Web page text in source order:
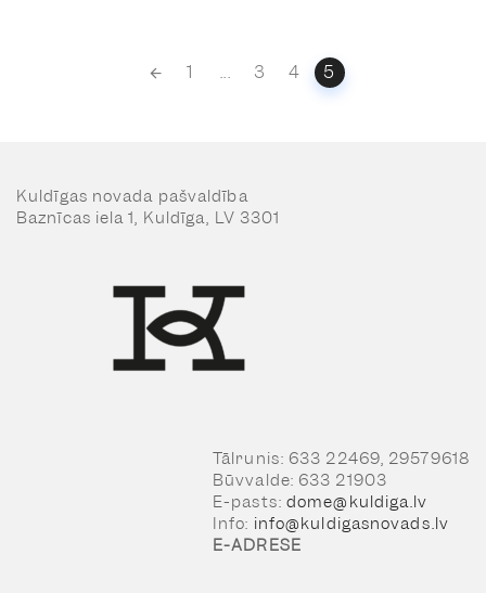
1 ... 3 4 5
Kuldīgas novada pašvaldība
Baznīcas iela 1, Kuldīga, LV 3301
Tālrunis: 633 22469, 29579618
Būvvalde: 633 21903
E-pasts: dome@kuldiga.lv
Info: info@kuldigasnovads.lv
E-ADRESE